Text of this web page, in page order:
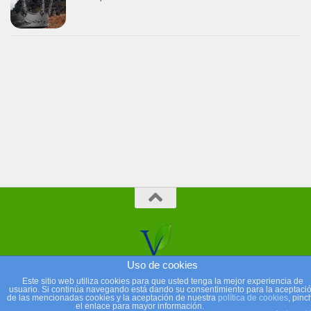
Uso de cookies
Este sitio web utiliza cookies para que usted tenga la mejor experiencia de
usuario. Si continúa navegando está dando su consentimiento para la
de las mencionadas cookies y la aceptación de nuestra política de cookies,
el enlace para mayor información.